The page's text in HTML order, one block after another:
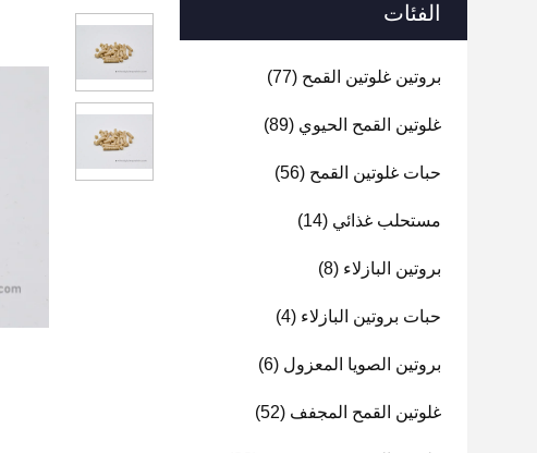
الفئات
بروتين غلوتين القمح (77)
غلوتين القمح الحيوي (89)
حبات غلوتين القمح (56)
مستحلب غذائي (14)
بروتين البازلاء (8)
حبات بروتين البازلاء (4)
بروتين الصويا المعزول (6)
غلوتين القمح المجفف (52)